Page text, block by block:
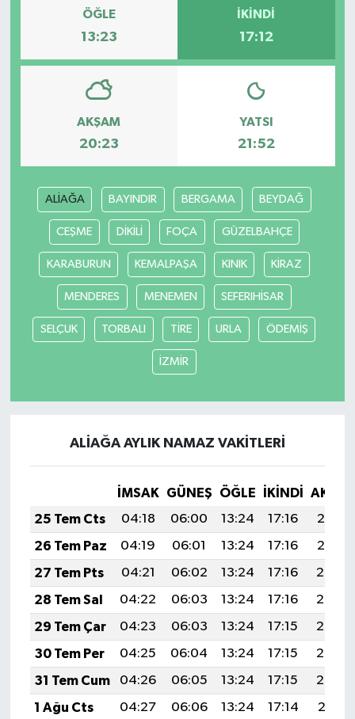
ÖĞLE
13:23
İKINDI
17:12
AKŞAM
20:23
YATSI
21:52
ALİAĞA BAYINDIR BERGAMA BEYDAĞ
CEŞME DİKİLİ FOÇA GÜZELBAHÇE
KARABURUN KEMALPAŞA KINIK KİRAZ
MENDERES MENEMEN SEFERIHİSAR
SELÇUK TORBALI TİRE URLA ÖDEMİŞ
İZMİR
ALİAĞA AYLIK NAMAZ VAKITLERI
İMSAK GÜNEŞ ÖĞLE İKINDI
25 Tem Cts
04:18 06:00 13:24 17:16
20:37
26 Tem Paz
04:19 06:01 13:24 17:16
20:37
27 Tem Pts
04:21 06:02 13:24 17:16
20:36
28 Tem Sal
04:22 06:03 13:24 17:16
20:35
29 Tem Çar
04:23 06:03 13:24 17:15
20:34
30 Tem Per
04:25 06:04 13:24 17:15
20:33
31 Tem Cum
04:26 06:05 13:24 17:15
20:32
1 Ağu Cts
04:27 06:06 13:24 17:14 20:31